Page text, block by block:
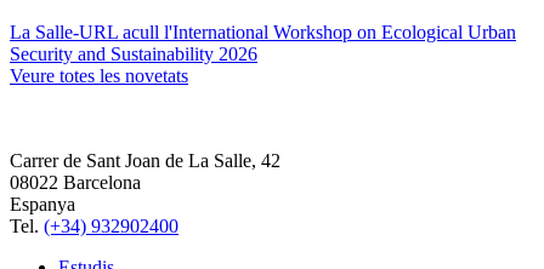
La Salle-URL acull l'International Workshop on Ecological Urban
Security and Sustainability 2026
Veure totes les novetats
Carrer de Sant Joan de La Salle, 42
08022 Barcelona
Espanya
Tel. (+34) 932902400